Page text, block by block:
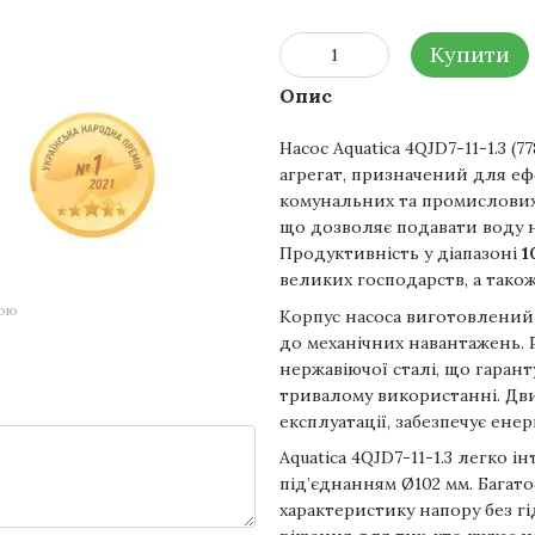
Купити
Опис
Насос Aquatica 4QJD7-11-1.3
агрегат, призначений для
комунальних та
що дозволяє подавати воду
Продуктивність у діапазоні
великих господарств, а
Корпус насоса виготовлений
до механічних навантажень.
нержавіючої сталі, що
тривалому використанні.
експлуатації, забезпечує
Aquatica 4QJD7-11-1.3 легко
під’єднанням Ø102 мм.
характеристику напору без